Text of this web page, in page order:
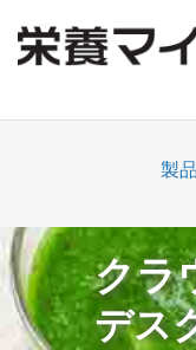
製
クラ
デス